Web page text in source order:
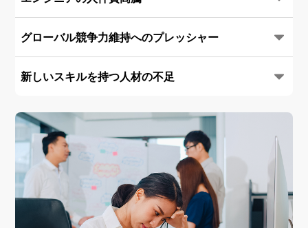
グローバル競争力維持へのプレッシャー
新しいスキルを持つ人材の不足